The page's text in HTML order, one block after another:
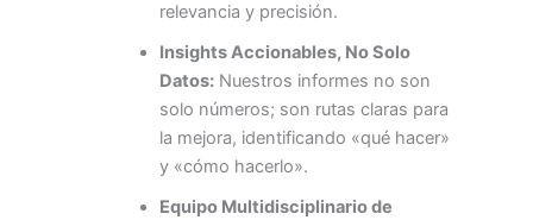
relevancia y precisión.
Insights Accionables, No Solo
Datos:Nuestros informes no son
solo números; son rutas claras para
la mejora, identificando «qué hacer»
y «cómo hacerlo».
Equipo Multidisciplinario de